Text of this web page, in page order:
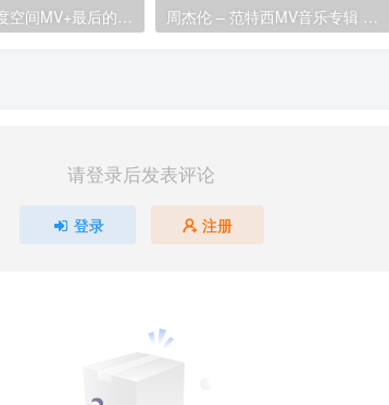
周杰伦 – 八度空间MV+最后的战役 电影版 2002（2DVD/ISO/5.5G ） 周杰伦 – 范特西MV音乐专辑 台湾版 2001（DVD/ISO/3.14G）
请登录后发表评论
登录 注册